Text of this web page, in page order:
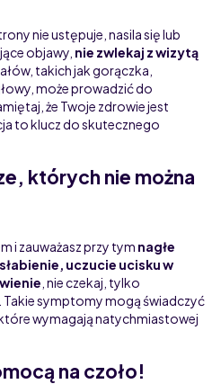
nie ustępuje, nasila się lub
objawy, nie zwlekaj z wizytą
takich jak gorączka,
może prowadzić do
że Twoje zdrowie jest
to klucz do skutecznego
których nie można
i zauważasz przy tym nagłe
uczucie ucisku w
, nie czekaj, tylko
symptomy mogą świadczyć
wymagają natychmiastowej
na czoło!